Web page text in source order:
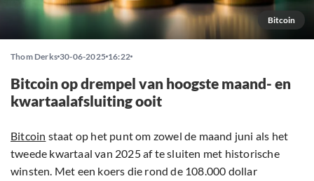
Bitcoin
Thom Derks 30-06-2025 16:22
Bitcoin op drempel van hoogste maand- en
kwartaalafsluiting ooit
Bitcoin staat op het punt om zowel de maand juni als het
tweede kwartaal van 2025 af te sluiten met historische
winsten. Met een koers die rond de 108.000 dollar